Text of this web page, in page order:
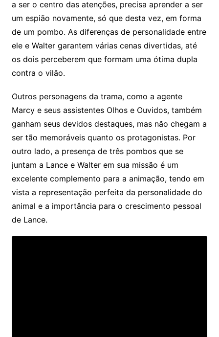
a ser o centro das atenções, precisa aprender a ser
um espião novamente, só que desta vez, em forma
de um pombo. As diferenças de personalidade entre
ele e Walter garantem várias cenas divertidas, até
os dois perceberem que formam uma ótima dupla
contra o vilão.
Outros personagens da trama, como a agente
Marcy e seus assistentes Olhos e Ouvidos, também
ganham seus devidos destaques, mas não chegam a
ser tão memoráveis quanto os protagonistas. Por
outro lado, a presença de três pombos que se
juntam a Lance e Walter em sua missão é um
excelente complemento para a animação, tendo em
vista a representação perfeita da personalidade do
animal e a importância para o crescimento pessoal
de Lance.